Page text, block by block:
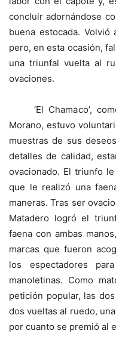
concluir adornándose
buena estocada.
pero, en esta ocasión,
una triunfal vuelta al
ovaciones.
‘El Chamaco’,
Morano, estuvo
muestras de sus
detalles de calidad,
ovacionado. El triunfo
que le realizó una
maneras. Tras ser
Matadero logró el
faena con ambas
marcas que fueron
los espectadores
manoletinas. Como
petición popular, las
dos vueltas al ruedo,
por cuanto se premió al